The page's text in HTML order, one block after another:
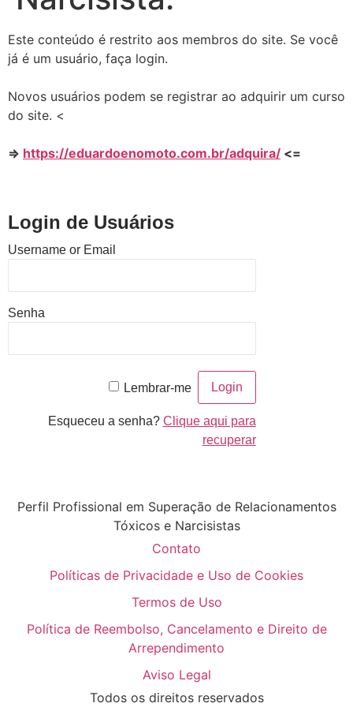
Este conteúdo é restrito aos membros do site. Se você
já é um usuário, faça login.
Novos usuários podem se registrar ao adquirir um curso
do site. <
=> https://eduardoenomoto.com.br/adquira/ <=
Login de Usuários
Username or Email
Senha
Lembrar-me
Esqueceu a senha? Clique aqui para
recuperar
Perfil Profissional em Superação de Relacionamentos
Tóxicos e Narcisistas
Contato
Políticas de Privacidade e Uso de Cookies
Termos de Uso
Política de Reembolso, Cancelamento e Direito de
Arrependimento
Aviso Legal
Todos os direitos reservados